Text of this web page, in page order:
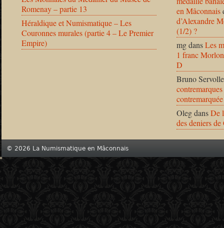
Romenay – partie 13
Héraldique et Numismatique – Les
Couronnes murales (partie 4 – Le Premier
Empire)
en Mâconnais
d’Alexandre
(1/2) ?
mgdansLes
1 franc
D
Bruno Servolle
OlegdansDe
des deniers
© 2026 La Numismatique en Mâconnais